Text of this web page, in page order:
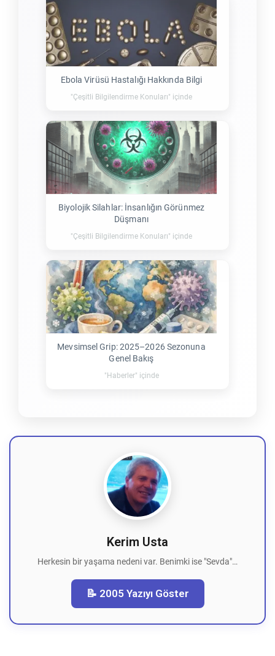
Ebola Virüsü Hastalığı Hakkında Bilgi
"Çeşitli Bilgilendirme Konuları" içinde
Biyolojik Silahlar: İnsanlığın Görünmez
Düşmanı
"Çeşitli Bilgilendirme Konuları" içinde
Mevsimsel Grip: 2025–2026 Sezonuna
Genel Bakış
"Haberler" içinde
Kerim Usta
Herkesin bir yaşama nedeni var. Benimki ise "Sevda"…
📝 2005 Yazıyı Göster